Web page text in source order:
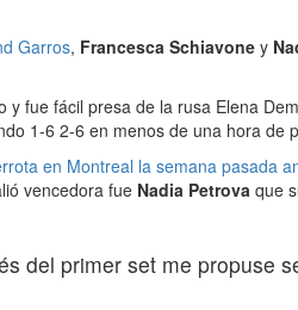
Garros, Francesca Schiavone y
fue fácil presa de la rusa Elena
1-6 2-6 en menos de una hora de
en Montreal la semana pasada
vencedora fue Nadia Petrova que
del primer set me propuse